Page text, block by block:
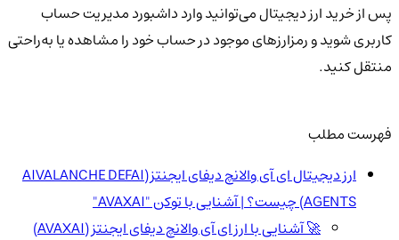
پس از خرید ارز دیجیتال می‌توانید وارد داشبورد مدیریت حساب
کاربری شوید و رمزارزهای موجود در حساب خود را مشاهده یا به‌راحتی
منتقل کنید.
فهرست مطلب
ارز دیجیتال ای آی والانچ دیفای ایجنتز(AIVALANCHE DEFAI
AGENTS) چیست؟ | آشنایی با توکن "AVAXAI"
🚀 آشنایی با ارز ای آی والانچ دیفای ایجنتز (AVAXAI)